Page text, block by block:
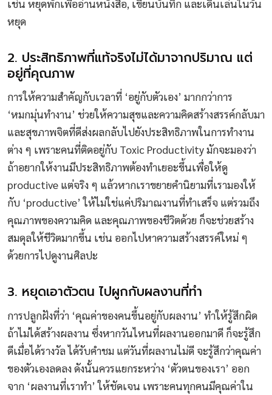
เช่น หยุดพักเพื่ออ่านหนังสือ, เขียนบันทึก และเดินเล่นในวัน
หยุด
2. ประสิทธิภาพที่แท้จริงไม่ได้มาจากปริมาณ แต่
อยู่ที่คุณภาพ
การให้ความสำคัญกับเวลาที่ ‘อยู่กับตัวเอง’ มากกว่าการ
‘หมกมุ่นทำงาน’ ช่วยให้ความสุขและความคิดสร้างสรรค์กลับมา
และสุขภาพจิตที่ดีส่งผลกลับไปยังประสิทธิภาพในการทำงาน
ต่าง ๆ เพราะคนที่ติดอยู่กับ Toxic Productivity มักจะมองว่า
ถ้าอยากให้งานมีประสิทธิภาพต้องทำเยอะขึ้นเพื่อให้ดู
productive แต่จริง ๆ แล้วหากเราขยายคำนิยามที่เรามองให้
กับ ‘productive’ ให้ไม่ใช่แค่ปริมาณงานที่ทำเสร็จ แต่รวมถึง
คุณภาพของความคิด และคุณภาพของชีวิตด้วย ก็จะช่วยสร้าง
สมดุลให้ชีวิตมากขึ้น เช่น ออกไปหาความสร้างสรรค์ใหม่ ๆ
ด้วยการไปดูงานศิลปะ
3. หยุดเอาตัวตน ไปผูกกับผลงานที่ทำ
การปลูกฝังที่ว่า ‘คุณค่าของคนขึ้นอยู่กับผลงาน’ ทำให้รู้สึกผิด
ถ้าไม่ได้สร้างผลงาน ซึ่งหากวันไหนที่ผลงานออกมาดี ก็จะรู้สึก
ดีเมื่อได้รางวัล ได้รับคำชม แต่วันที่ผลงานไม่ดี จะรู้สึกว่าคุณค่า
ของตัวเองลดลง ดังนั้นควรแยกระหว่าง ‘ตัวตนของเรา’ ออก
จาก ‘ผลงานที่เราทำ’ ให้ชัดเจน เพราะคนทุกคนมีคุณค่าใน